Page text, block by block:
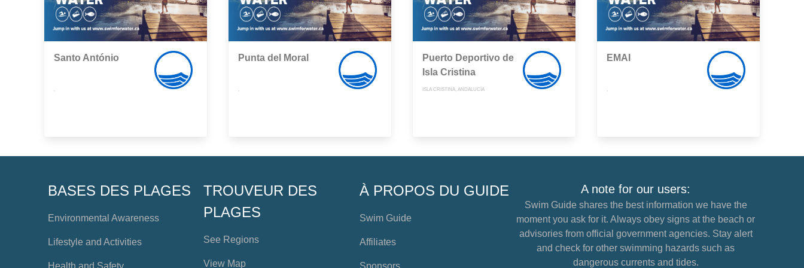
Santo António Punta del Moral
Puerto Deportivo de
Isla Cristina
ISLA CRISTINA, ANDALUCÍA
EMAI
BASES DES PLAGES
Environmental Awareness
Lifestyle and Activities
Health and Safety
TROUVEUR DES
PLAGES
See Regions
View Map
À PROPOS DU GUIDE
Swim Guide
Affiliates
Sponsors
A note for our users:
Swim Guide shares the best information we have the
moment you ask for it. Always obey signs at the beach or
advisories from official government agencies. Stay alert
and check for other swimming hazards such as
dangerous currents and tides.